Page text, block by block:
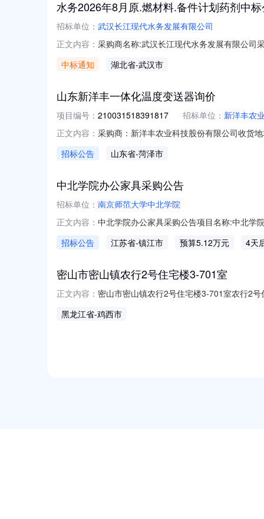
水务2026年8月原.燃材料.备件计划药剂中
招标单位： 武汉长江现代水务发展有限公司
正文内容： 采购商名称:武汉长江现代水务发展有限公司
中标通知 湖北省-武汉市
山东新洋丰一体化温度变送器询价
项目编号： 210031518391817 招标单位： 新洋丰农
正文内容： 采购商：新洋丰农业科技股份有限公司收货
210031518391817收货地区山东菏泽菏泽
招标公告 山东省-菏泽市
中北学院办公家具采购公告
招标单位： 南京师范大学中北学院
正文内容： 中北学院办公家具采购公告项目名称:中北学
招标公告 江苏省-镇江市 预算5.12万元 4天
密山市密山镇农行2号住宅楼3-701室
正文内容： 密山市密山镇农行2号住宅楼3-701室农行2
农行2号住宅楼3-701，地理位置优越，毗邻
黑龙江省-鸡西市